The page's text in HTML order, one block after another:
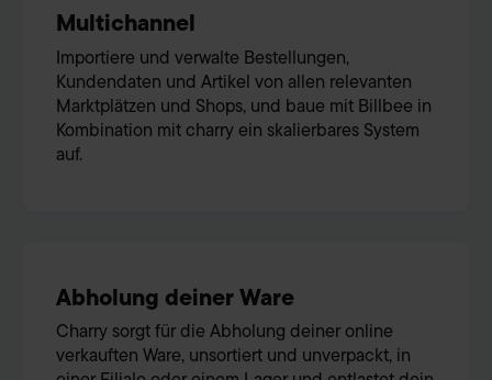
Multichannel
Importiere und verwalte Bestellungen,
Kundendaten und Artikel von allen relevanten
Marktplätzen und Shops, und baue mit Billbee in
Kombination mit charry ein skalierbares System
auf.
Abholung deiner Ware
Charry sorgt für die Abholung deiner online
verkauften Ware, unsortiert und unverpackt, in